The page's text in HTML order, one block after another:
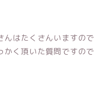
んはたくさんいますので
かく頂いた質問ですので